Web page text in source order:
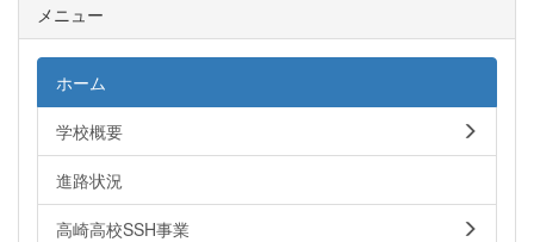
メニュー
ホーム
学校概要
進路状況
高崎高校SSH事業